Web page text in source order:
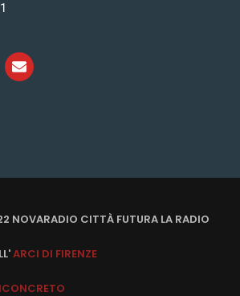
NOVARADIO CITTÀ FUTURA LA RADIO
ARCI DI FIRENZE